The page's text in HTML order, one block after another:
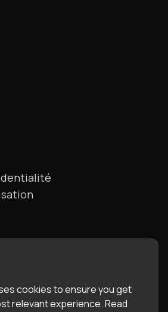
cookies to ensure you get
relevant experience.Read